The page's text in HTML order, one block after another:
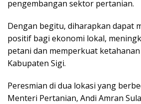
pengembangan sektor pertanian.
Dengan begitu, diharapkan dapat
positif bagi ekonomi lokal,
petani dan memperkuat
Kabupaten Sigi.
Peresmian di dua lokasi yang
Menteri Pertanian, Andi Amran